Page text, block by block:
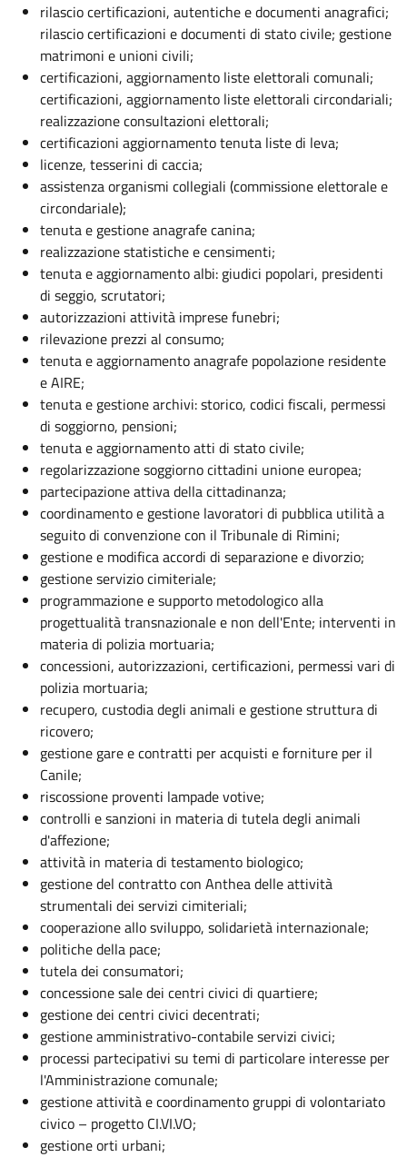
rilascio certificazioni, autentiche e documenti anagrafici;
rilascio certificazioni e documenti di stato civile; gestione
matrimoni e unioni civili;
certificazioni, aggiornamento liste elettorali comunali;
certificazioni, aggiornamento liste elettorali circondariali;
realizzazione consultazioni elettorali;
certificazioni aggiornamento tenuta liste di leva;
licenze, tesserini di caccia;
assistenza organismi collegiali (commissione elettorale e
circondariale);
tenuta e gestione anagrafe canina;
realizzazione statistiche e censimenti;
tenuta e aggiornamento albi: giudici popolari, presidenti
di seggio, scrutatori;
autorizzazioni attività imprese funebri;
rilevazione prezzi al consumo;
tenuta e aggiornamento anagrafe popolazione residente
e AIRE;
tenuta e gestione archivi: storico, codici fiscali, permessi
di soggiorno, pensioni;
tenuta e aggiornamento atti di stato civile;
regolarizzazione soggiorno cittadini unione europea;
partecipazione attiva della cittadinanza;
coordinamento e gestione lavoratori di pubblica utilità a
seguito di convenzione con il Tribunale di Rimini;
gestione e modifica accordi di separazione e divorzio;
gestione servizio cimiteriale;
programmazione e supporto metodologico alla
progettualità transnazionale e non dell'Ente; interventi in
materia di polizia mortuaria;
concessioni, autorizzazioni, certificazioni, permessi vari di
polizia mortuaria;
recupero, custodia degli animali e gestione struttura di
ricovero;
gestione gare e contratti per acquisti e forniture per il
Canile;
riscossione proventi lampade votive;
controlli e sanzioni in materia di tutela degli animali
d'affezione;
attività in materia di testamento biologico;
gestione del contratto con Anthea delle attività
strumentali dei servizi cimiteriali;
cooperazione allo sviluppo, solidarietà internazionale;
politiche della pace;
tutela dei consumatori;
concessione sale dei centri civici di quartiere;
gestione dei centri civici decentrati;
gestione amministrativo-contabile servizi civici;
processi partecipativi su temi di particolare interesse per
l'Amministrazione comunale;
gestione attività e coordinamento gruppi di volontariato
civico – progetto CI.VI.VO;
gestione orti urbani;